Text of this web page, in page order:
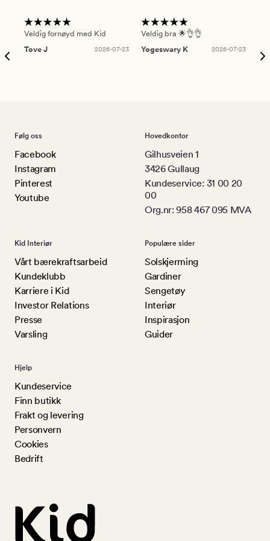
Veldig fornøyd med Kid
Tove J
2026-07-23
Veldig bra 🌟👌👌
Yogeswary K
2026-07-23
Følg oss
Facebook
Instagram
Pinterest
Youtube
Hovedkontor
Gilhusveien 1
3426 Gullaug
Kundeservice: 31 00 20
00
Org.nr: 958 467 095 MVA
Kid Interiør
Vårt bærekraftsarbeid
Kundeklubb
Karriere i Kid
Investor Relations
Presse
Varsling
Populære sider
Solskjerming
Gardiner
Sengetøy
Interiør
Inspirasjon
Guider
Hjelp
Kundeservice
Finn butikk
Frakt og levering
Personvern
Cookies
Bedrift